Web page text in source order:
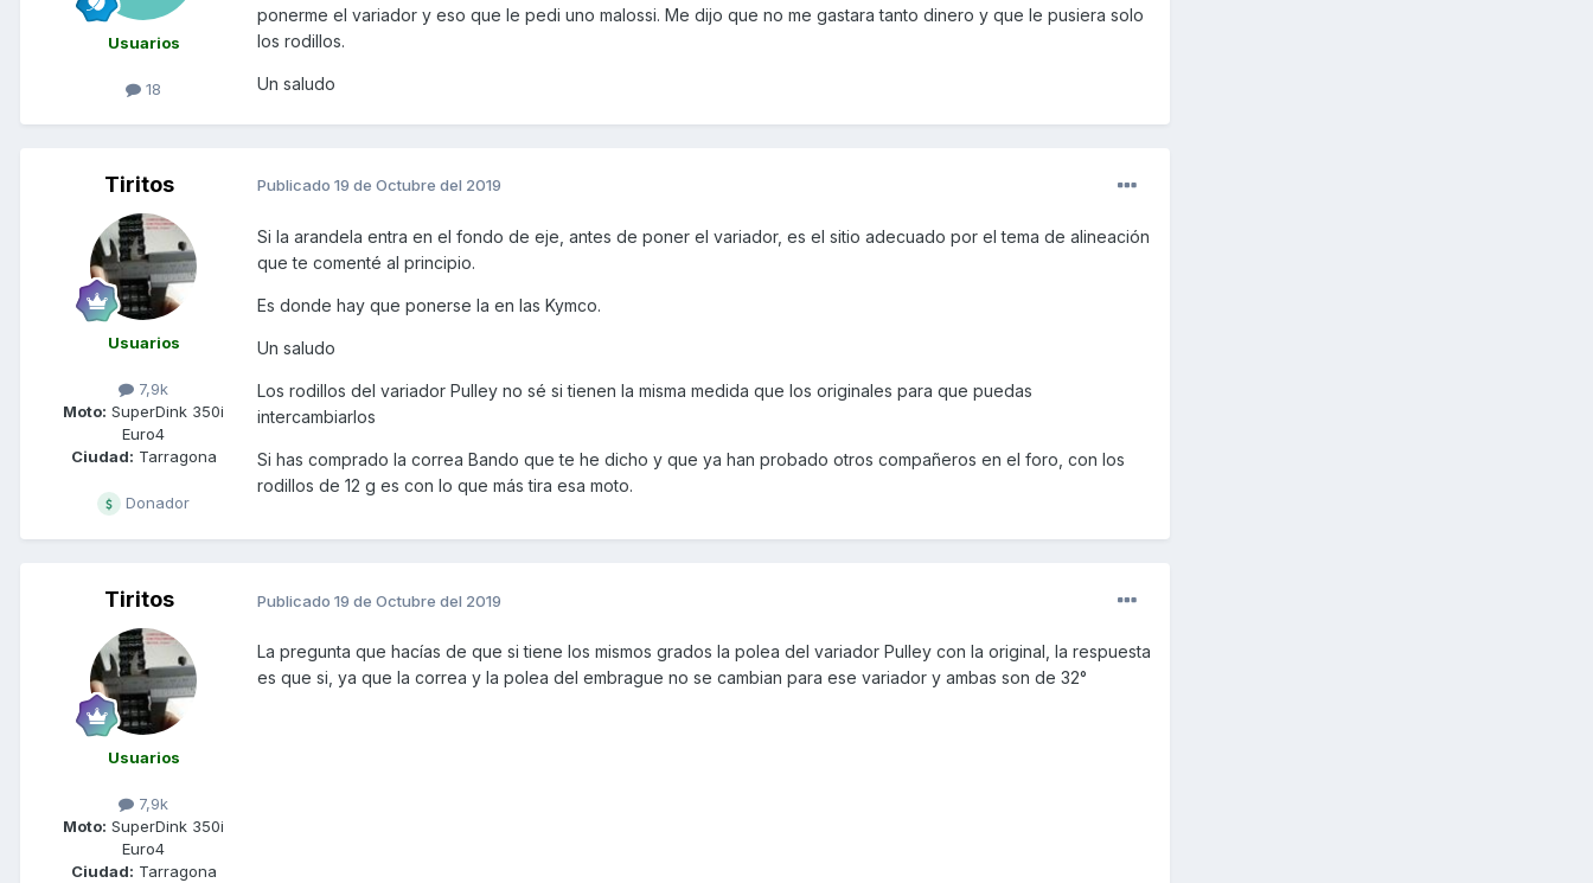
Usuarios
18
ponerme el variador y eso que le pedi uno malossi. Me dijo que no me gastara tanto dinero y que le pusiera solo
los rodillos.
Un saludo
Tiritos
Usuarios
7,9k
Moto: SuperDink 350i
Euro4
Ciudad: Tarragona
Donador
Publicado 19 de Octubre del 2019
Si la arandela entra en el fondo de eje, antes de poner el variador, es el sitio adecuado por el tema de alineación
que te comenté al principio.
Es donde hay que ponerse la en las Kymco.
Un saludo
Los rodillos del variador Pulley no sé si tienen la misma medida que los originales para que puedas
intercambiarlos
Si has comprado la correa Bando que te he dicho y que ya han probado otros compañeros en el foro, con los
rodillos de 12 g es con lo que más tira esa moto.
Tiritos
Usuarios
7,9k
Moto: SuperDink 350i
Euro4
Ciudad: Tarragona
Publicado 19 de Octubre del 2019
La pregunta que hacías de que si tiene los mismos grados la polea del variador Pulley con la original, la respuesta
es que si, ya que la correa y la polea del embrague no se cambian para ese variador y ambas son de 32°